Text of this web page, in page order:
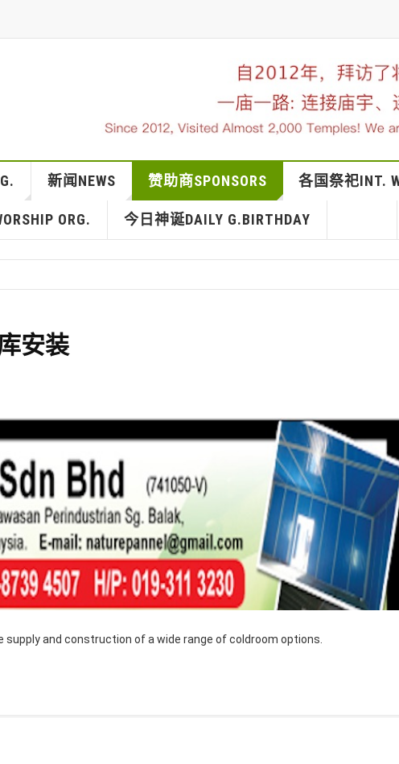
新闻NEWS 赞助商SPONSORS 各国祭祀INT.
ORG. 今日神诞DAILY G.BIRTHDAY
安装
supply and construction of a wide range of coldroom options.